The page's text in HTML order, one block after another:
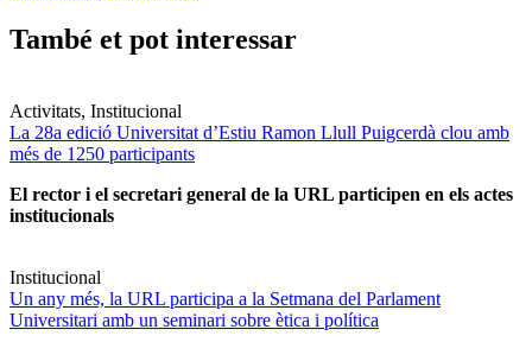
També et pot interessar
Activitats, Institucional
La 28a edició Universitat d’Estiu Ramon Llull Puigcerdà clou amb
més de 1250 participants
El rector i el secretari general de la URL participen en els actes
institucionals
Institucional
Un any més, la URL participa a la Setmana del Parlament
Universitari amb un seminari sobre ètica i política